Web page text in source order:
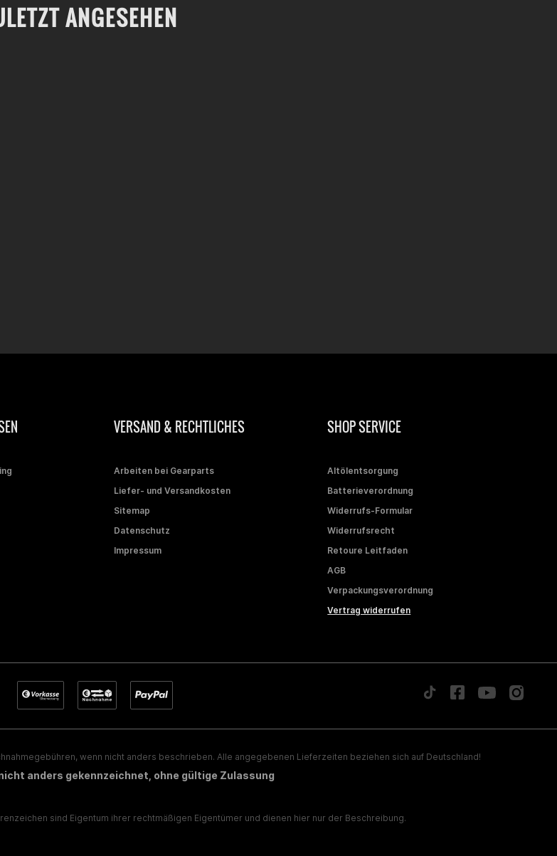
ANGESEHEN
VERSAND & RECHTLICHES
Arbeiten bei Gearparts
Liefer- und Versandkosten
Sitemap
Datenschutz
Impressum
SHOP SERVICE
Altölentsorgung
Batterieverordnung
Widerrufs-Formular
Widerrufsrecht
Retoure Leitfaden
AGB
Verpackungsverordnung
Vertrag widerrufen
wenn nicht anders beschrieben. Alle angegebenen Lieferzeiten beziehen sich auf Deutschland!
anders gekennzeichnet, ohne gültige Zulassung
sind Eigentum ihrer rechtmäßigen Eigentümer und dienen hier nur der Beschreibung.